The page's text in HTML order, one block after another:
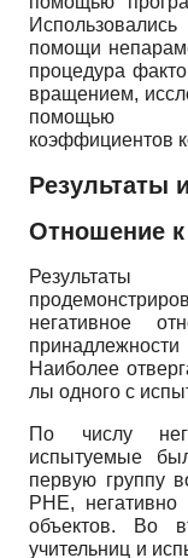
помощи
процедура
вращением,
помощью
коэффициентов
Результаты
Отношение
Результаты
негативное
Наиболее
лы одного с
По числу
испытуемые
первую группу
РНЕ,
объектов. Во
учительниц и